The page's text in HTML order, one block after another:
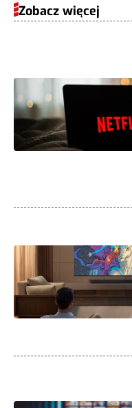
Zobacz więcej